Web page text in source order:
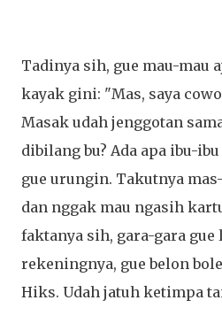
Tadinya sih, gue mau-mau
kayak gini: "Mas, saya
Masak udah jenggotan
dibilang bu? Ada apa ibu-
gue urungin. Takutnya
dan nggak mau ngasih
faktanya sih, gara-gara gue
rekeningnya, gue belon
Hiks. Udah jatuh ketimpa